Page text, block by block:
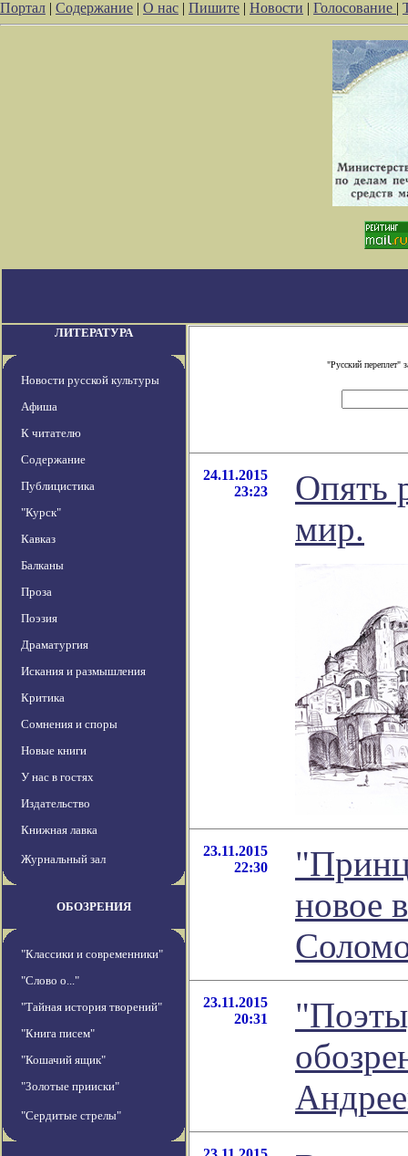
Портал | Содержание | О нас | Пишите | Новости | Голосование |
ЛИТЕРАТУРА
Новости русской культуры
Афиша
К читателю
Содержание
Публицистика
"Курск"
Кавказ
Балканы
Проза
Поэзия
Драматургия
Искания и размышления
Критика
Сомнения и споры
Новые книги
У нас в гостях
Издательство
Книжная лавка
Журнальный зал
ОБОЗРЕНИЯ
"Классики и современники"
"Слово о..."
"Тайная история творений"
"Книга писем"
"Кошачий ящик"
"Золотые прииски"
"Сердитые стрелы"
"Русский переплет"
24.11.2015
23:23
Опять
мир.
23.11.2015
22:30
новое
23.11.2015
20:31